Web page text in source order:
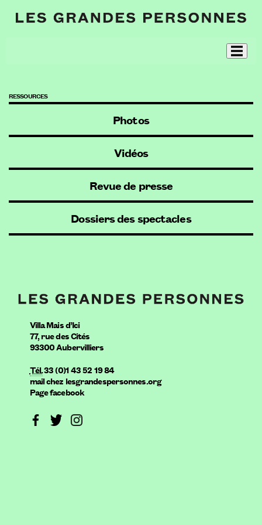
RESSOURCES
Photos
Vidéos
Revue de presse
Dossiers des spectacles
Villa Mais d’Ici
77, rue des Cités
93300Aubervilliers
Tél.33 (0)1 43 52 19 84
mailchez lesgrandespersonnes.org
Page facebook